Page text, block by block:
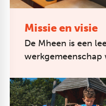
Missie en visie
De Mheen is een
samenleven. Zo
voorbereid op het